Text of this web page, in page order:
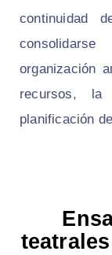
continuidad
organización
recursos,
planificación